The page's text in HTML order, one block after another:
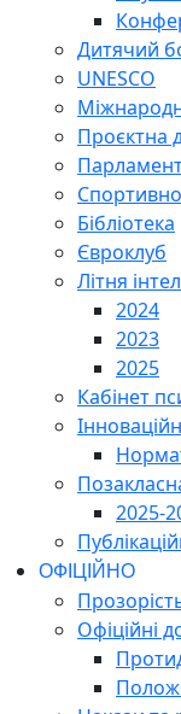
Дитячий
UNESCO
Проєктна
Бібліотека
Євроклуб
Літня
2024
2023
2025
Кабінет
2025-
ОФІЦІЙНО
Офіційні